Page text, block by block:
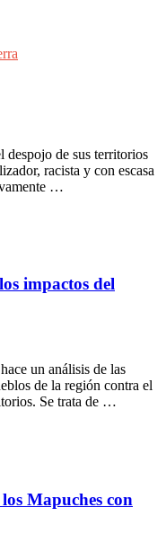
despojo de sus territorios
racista y con escasa
…
impactos del
un análisis de las
de la región contra el
Se trata de …
Mapuches con